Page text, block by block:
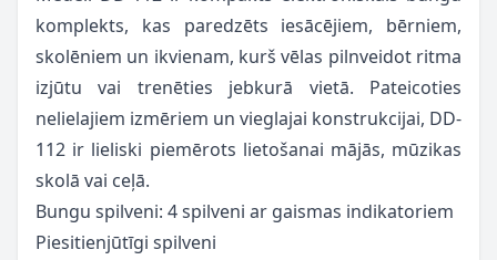
komplekts, kas paredzēts iesācējiem, bērniem,
skolēniem un ikvienam, kurš vēlas pilnveidot ritma
izjūtu vai trenēties jebkurā vietā. Pateicoties
nelielajiem izmēriem un vieglajai konstrukcijai, DD-
112 ir lieliski piemērots lietošanai mājās, mūzikas
skolā vai ceļā.
Bungu spilveni: 4 spilveni ar gaismas indikatoriem
Piesitienjūtīgi spilveni